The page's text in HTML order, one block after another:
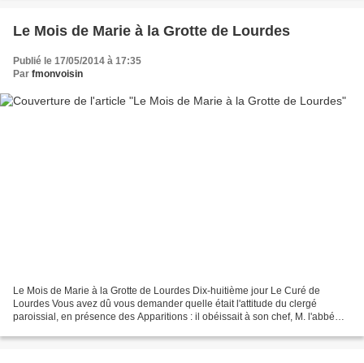
Le Mois de Marie à la Grotte de Lourdes
Publié le 17/05/2014 à 17:35
Par fmonvoisin
Le Mois de Marie à la Grotte de Lourdes Dix-huitième jour Le Curé de
Lourdes Vous avez dû vous demander quelle était l'attitude du clergé
paroissial, en présence des Apparitions : il obéissait à son chef, M. l'abbé